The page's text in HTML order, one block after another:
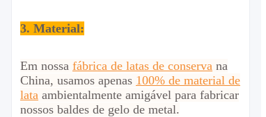
3. Material:
Em nossa fábrica de latas de conserva na
China, usamos apenas 100% de material de
lata ambientalmente amigável para fabricar
nossos baldes de gelo de metal.